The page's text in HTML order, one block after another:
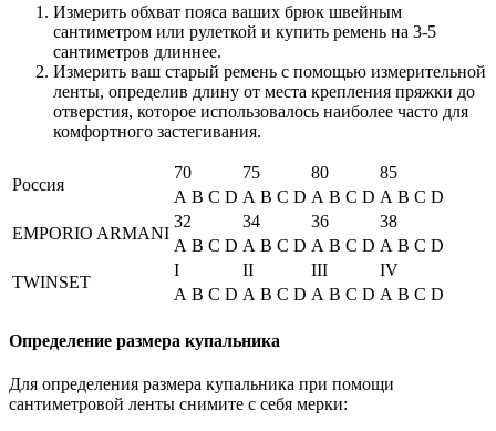
Измерить обхват пояса ваших брюк швейным
сантиметром или рулеткой и купить ремень на 3-5
сантиметров длиннее.
Измерить ваш старый ремень с помощью измерительной
ленты, определив длину от места крепления пряжки до
отверстия, которое использовалось наиболее часто для
комфортного застегивания.
Россия
70 75 80
85
A B C D A B C D A B C D A B C D
EMPORIO ARMANI
32 34 36
38
A B C D A B C D A B C D A B C D
TWINSET
I II III
IV
A B C D A B C D A B C D A B C D
Определение размера купальника
Для определения размера купальника при помощи
сантиметровой ленты снимите с себя мерки: